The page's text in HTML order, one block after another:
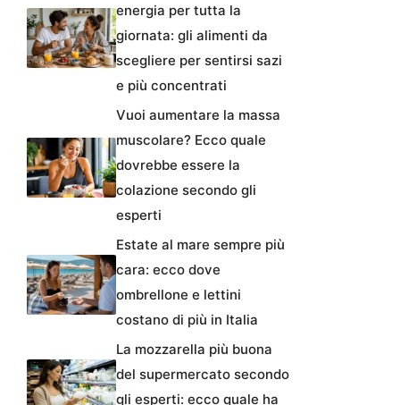
energia per tutta la
giornata: gli alimenti da
scegliere per sentirsi sazi
e più concentrati
Vuoi aumentare la massa
muscolare? Ecco quale
dovrebbe essere la
colazione secondo gli
esperti
Estate al mare sempre più
cara: ecco dove
ombrellone e lettini
costano di più in Italia
La mozzarella più buona
del supermercato secondo
gli esperti: ecco quale ha